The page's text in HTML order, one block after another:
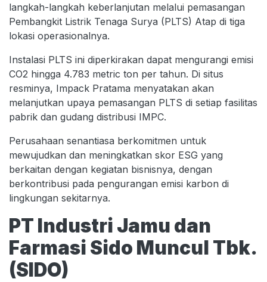
langkah-langkah keberlanjutan melalui pemasangan
Pembangkit Listrik Tenaga Surya (PLTS) Atap di tiga
lokasi operasionalnya.
Instalasi PLTS ini diperkirakan dapat mengurangi emisi
CO2 hingga 4.783 metric ton per tahun. Di situs
resminya, Impack Pratama menyatakan akan
melanjutkan upaya pemasangan PLTS di setiap fasilitas
pabrik dan gudang distribusi IMPC.
Perusahaan senantiasa berkomitmen untuk
mewujudkan dan meningkatkan skor ESG yang
berkaitan dengan kegiatan bisnisnya, dengan
berkontribusi pada pengurangan emisi karbon di
lingkungan sekitarnya.
PT Industri Jamu dan
Farmasi Sido Muncul Tbk.
(SIDO)